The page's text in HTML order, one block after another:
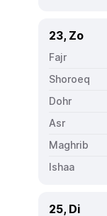
23, Zo
25, Di